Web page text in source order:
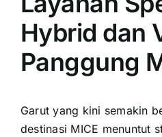
Hybrid dan
Panggung
Garut yang kini semakin
destinasi MICE menuntut